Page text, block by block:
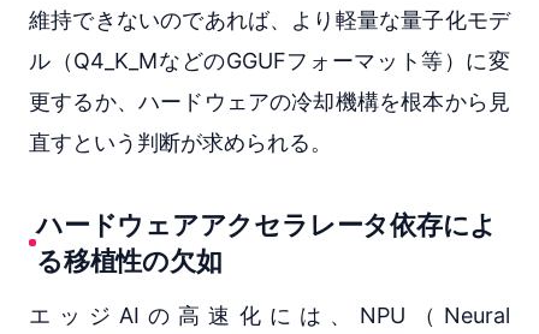
維持できないのであれば、より軽量な量子化モデ
ル（Q4_K_MなどのGGUFフォーマット等）に変
更するか、ハードウェアの冷却機構を根本から見
直すという判断が求められる。
ハードウェアアクセラレータ依存によ
る移植性の欠如
エッジAIの高速化には、NPU（Neural